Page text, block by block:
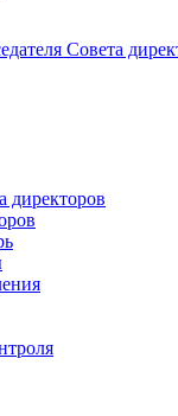
Совета
директоров